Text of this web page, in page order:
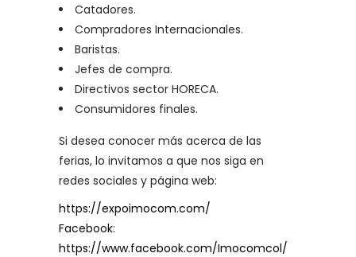
Catadores.
Compradores Internacionales.
Baristas.
Jefes de compra.
Directivos sector HORECA.
Consumidores finales.
Si desea conocer más acerca de las
ferias, lo invitamos a que nos siga en
redes sociales y página web:
https://expoimocom.com/
Facebook:
https://www.facebook.com/Imocomcol/